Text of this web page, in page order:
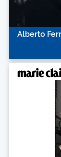
Alberto